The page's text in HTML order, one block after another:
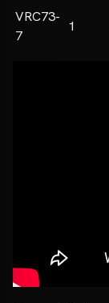
VRC73-
7
1